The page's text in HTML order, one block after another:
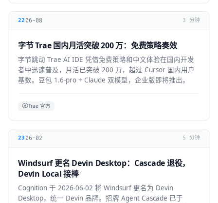
22 06-08 3 分钟
字节 Trae 国内月活突破 200 万：免费策略奏效
字节跳动 Trae AI IDE 凭借免费策略和中文体验在国内开发
者中迅速普及，月活已突破 200 万，超过 Cursor 国内用户
基数。豆包 1.6-pro + Claude 双模型，企业版即将推出。
Trae 官方
23 06-02 5 分钟
Windsurf 更名 Devin Desktop：Cascade 退役，
Devin Local 接棒
Cognition 于 2026-06-02 将 Windsurf 更名为 Devin
Desktop，统一 Devin 品牌。招牌 Agent Cascade 已于